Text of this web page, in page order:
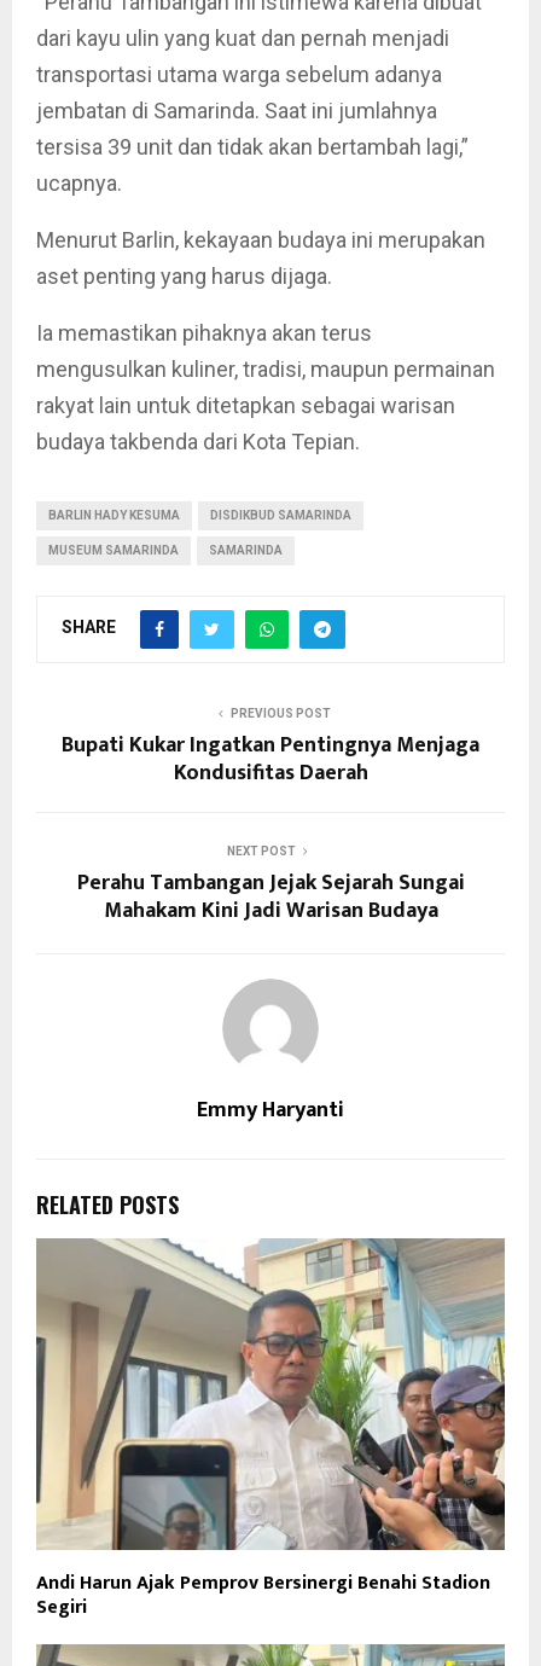
dari kayu ulin yang kuat dan pernah menjadi
transportasi utama warga sebelum adanya
jembatan di Samarinda. Saat ini jumlahnya
tersisa 39 unit dan tidak akan bertambah lagi,”
ucapnya.
Menurut Barlin, kekayaan budaya ini merupakan
aset penting yang harus dijaga.
Ia memastikan pihaknya akan terus
mengusulkan kuliner, tradisi, maupun permainan
rakyat lain untuk ditetapkan sebagai warisan
budaya takbenda dari Kota Tepian.
BARLIN HADY KESUMA DISDIKBUD SAMARINDA
MUSEUM SAMARINDA SAMARINDA
SHARE
PREVIOUS POST
Bupati Kukar Ingatkan Pentingnya Menjaga
Kondusifitas Daerah
NEXT POST
Perahu Tambangan Jejak Sejarah Sungai
Mahakam Kini Jadi Warisan Budaya
Emmy Haryanti
RELATED POSTS
Andi Harun Ajak Pemprov Bersinergi Benahi Stadion
Segiri